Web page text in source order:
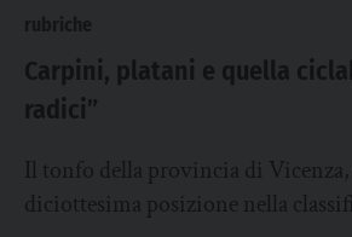
Carpini, platani e quella
radici”
Il tonfo della provincia di Vicenza,
diciottesima posizione nella